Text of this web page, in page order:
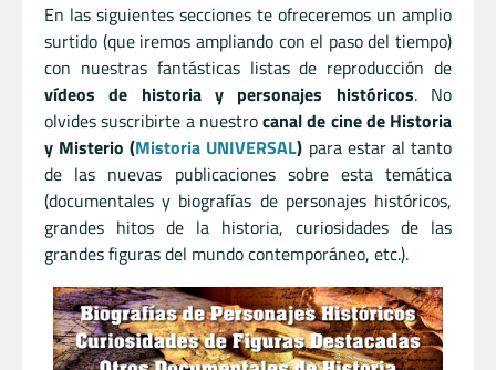
En las siguientes secciones te ofreceremos un amplio
surtido (que iremos ampliando con el paso del tiempo)
con nuestras fantásticas listas de reproducción de
vídeos de historia y personajes históricos. No
olvides suscribirte a nuestrocanal de cine de Historia
y Misterio (Mistoria UNIVERSAL) para estar al tanto
de las nuevas publicaciones sobre esta temática
(documentales y biografías de personajes históricos,
grandes hitos de la historia, curiosidades de las
grandes figuras del mundo contemporáneo, etc.).